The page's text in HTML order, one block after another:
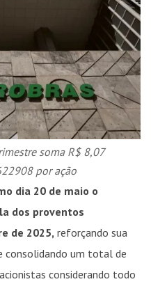
soma R$ 8,07
por ação
dia 20 de maio o
dos proventos
de 2025, reforçando sua
consolidando um total de
considerando todo